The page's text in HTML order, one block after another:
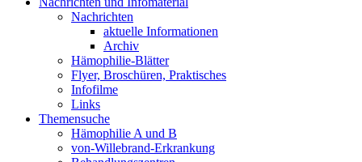
Nachrichten
aktuelle Informationen
Archiv
Hämophilie-Blätter
Flyer, Broschüren, Praktisches
Infofilme
Links
Themensuche
Hämophilie A und B
von-Willebrand-Erkrankung